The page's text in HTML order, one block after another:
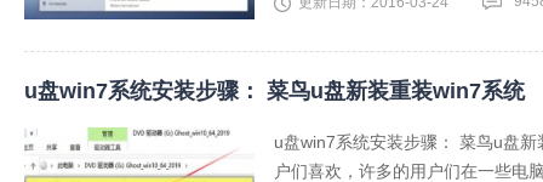
u盘win7系统安装步骤： 菜鸟u盘新装重装win7系统
u盘win7系统安装步骤： 菜鸟u盘
户们喜欢，许多的用户们在一些电